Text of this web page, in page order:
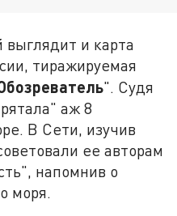
и карта
тиражируемая
". Судя
аж 8
В Сети, изучив
ее авторам
напомнив о
моря.